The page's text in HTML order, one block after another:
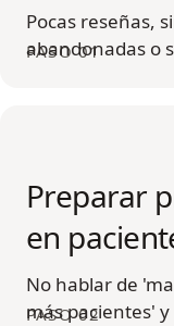
PASO 01
Pocas reseñas,
abandonadas o
PASO 02
Preparar
en
No hablar de
más pacientes'